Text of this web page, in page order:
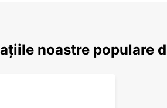
noastre populare